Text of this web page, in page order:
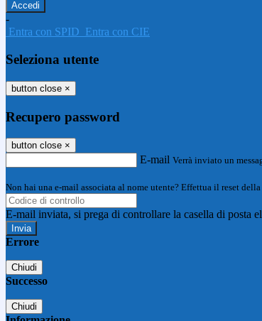
-
Entra con SPID Entra con CIE
Seleziona utente
button close ×
Recupero password
button close ×
E-mail Verrà inviato un
Non hai una e-mail associata al nome utente? Effettua il reset
E-mail inviata, si prega di controllare la casella di posta
Errore
Chiudi
Successo
Chiudi